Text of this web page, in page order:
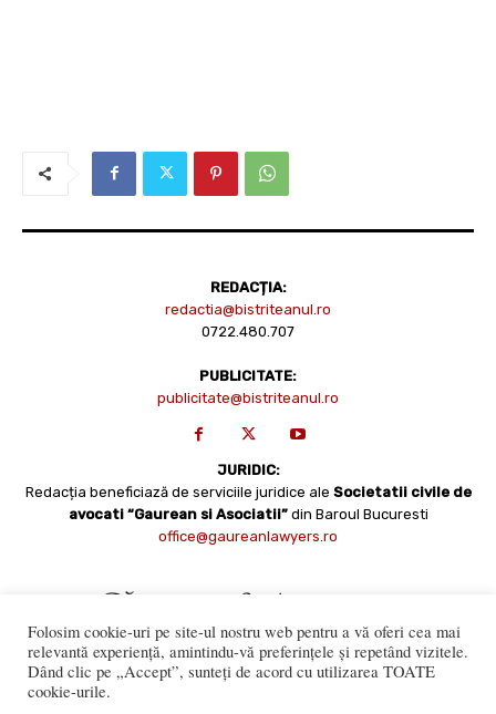
REDACȚIA:
redactia@bistriteanul.ro
0722.480.707
PUBLICITATE:
publicitate@bistriteanul.ro
JURIDIC:
Redacția beneficiază de serviciile juridice ale Societatii civile de
avocati “Gaurean si Asociatii” din Baroul Bucuresti
office@gaureanlawyers.ro
Folosim cookie-uri pe site-ul nostru web pentru a vă oferi cea mai
relevantă experiență, amintindu-vă preferințele și repetând vizitele.
Dând clic pe „Accept”, sunteți de acord cu utilizarea TOATE
cookie-urile.